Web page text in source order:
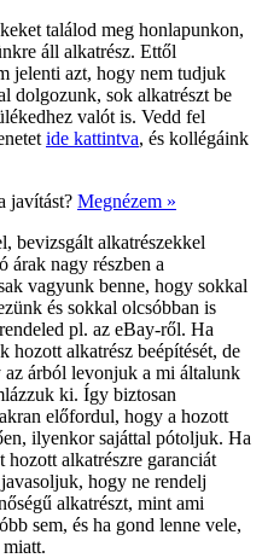
találod meg honlapunkon,
áll alkatrész. Ettől
jelenti azt, hogy nem tudjuk
dolgozunk, sok alkatrészt be
valót is. Vedd fel
ide kattintva, és kollégáink
javítást? Megnézem »
bevizsgált alkatrészekkel
árak nagy részben a
vagyunk benne, hogy sokkal
és sokkal olcsóbban is
pl. az eBay-ről. Ha
hozott alkatrész beépítését, de
árból levonjuk a mi általunk
ki. Így biztosan
előfordul, hogy a hozott
ilyenkor sajáttal pótoljuk. Ha
hozott alkatrészre garanciát
hogy ne rendelj
alkatrészt, mint ami
sem, és ha gond lenne vele,